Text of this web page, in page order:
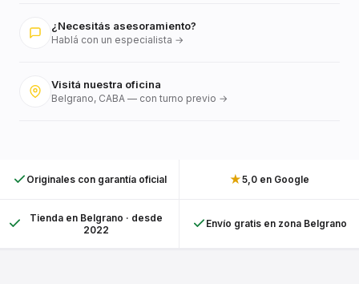
¿Necesitás asesoramiento?
Hablá con un especialista →
Visitá nuestra oficina
Belgrano, CABA — con turno previo →
Originales con garantía oficial ★5,0 en Google
Tienda en Belgrano · desde
2022
Envío gratis en zona Belgrano